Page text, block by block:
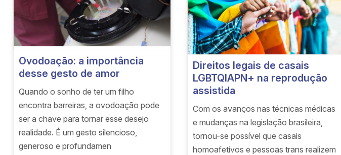
Ovodoação: a importância
desse gesto de amor
Quando o sonho de ter um filho
encontra barreiras, a ovodoação pode
ser a chave para tornar esse desejo
realidade. É um gesto silencioso,
generoso e profundamen
Direitos legais de casais
LGBTQIAPN+ na reprodução
assistida
Com os avanços nas técnicas médicas
e mudanças na legislação brasileira,
tornou-se possível que casais
homoafetivos e pessoas trans realizem